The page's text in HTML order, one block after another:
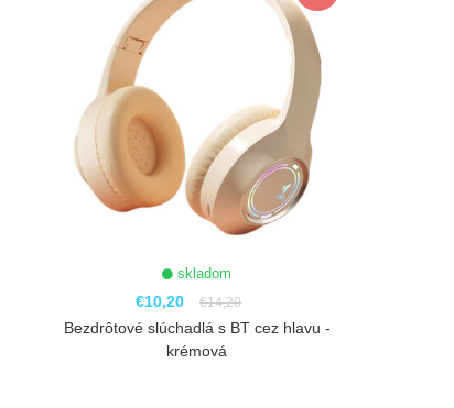
skladom
€10,20 €14,20
Bezdrôtové slúchadlá s BT cez hlavu -
krémová